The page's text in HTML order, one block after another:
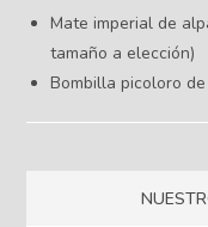
Mate imperial de
tamaño a elección)
Bombilla picoloro